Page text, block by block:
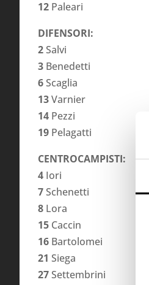
12 Paleari
DIFENSORI:
2Salvi
3 Benedetti
6Scaglia
13Varnier
14 Pezzi
19 Pelagatti
CENTROCAMPISTI:
4 Iori
7Schenetti
8 Lora
15 Caccin
16 Bartolomei
21 Siega
27Settembrini